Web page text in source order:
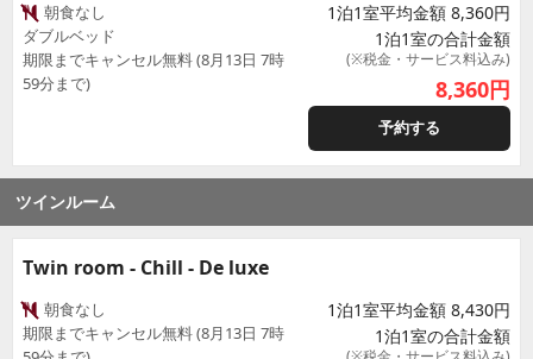
朝食なし
ダブルベッド
期限までキャンセル無料 (8月13日 7時
59分まで)
1泊1室平均金額 8,360円
1泊1室の合計金額
(※税金・サービス料込み)
8,360円
予約する
ツインルーム
Twin room - Chill - De luxe
朝食なし
期限までキャンセル無料 (8月13日 7時
1泊1室平均金額 8,430円
1泊1室の合計金額